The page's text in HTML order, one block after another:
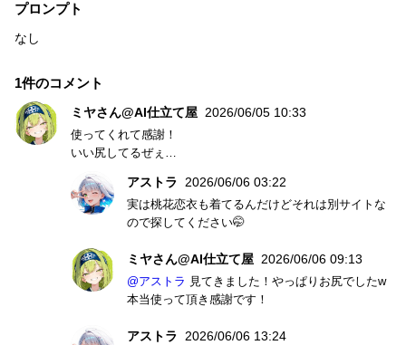
プロンプト
なし
1件のコメント
ミヤさん@AI仕立て屋 2026/06/05 10:33
使ってくれて感謝！
いい尻してるぜぇ…
アストラ 2026/06/06 03:22
実は桃花恋衣も着てるんだけどそれは別サイトな
ので探してください🤭
ミヤさん@AI仕立て屋 2026/06/06 09:13
@アストラ 見てきました！やっぱりお尻でしたw
本当使って頂き感謝です！
アストラ 2026/06/06 13:24